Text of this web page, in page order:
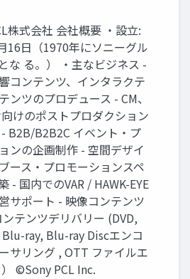
株式会社 会社概要 ・設立:
16日（1970年にソニーグル
な る。） ・主なビジネス -
コンテンツ、インタラクテ
ンツのプロデュース - CM、
けのポストプロダクション
B2B/B2B2C イベント・プ
ンの企画制作 - 空間デザイ
ース・プロモーションスペ
- 国内でのVAR / HAWK-EYE
サポート - 映像コンテンツ
ンテンツデリバリー (DVD,
ray, Blu-ray Discエンコ
サリング , OTT ファイルエ
©Sony PCL Inc.